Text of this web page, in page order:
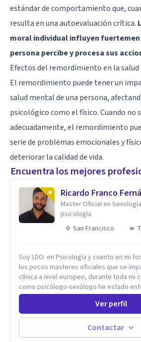
estándar de comportamiento que,
resulta en una autoevaluación crítica.
moral individual influyen
persona percibe y procesa sus
Efectos del remordimiento en la
El remordimiento puede tener un
salud mental de una persona,
psicológico como el físico. Cuando no
adecuadamente, el remordimiento
serie de problemas emocionales y
deteriorar la calidad de vida.
Encuentra los mejores
Ricardo Franco
Master Oficial en
psicología
San Francisco
Soy LDO. en Psicología y cuento en mi
los pocos masteres oficiales que se
clínica a nivel europeo, durante toda mi
como psicólogo-sexólogo he estado
sexual desde una perspectiva
SOCIAL ya que aunque las bases de mi
psicológicas, si no se tienen en
la terapia puede no funcionar al tener
simplista, excluyendo de antemano
Ver perfil
Contactar